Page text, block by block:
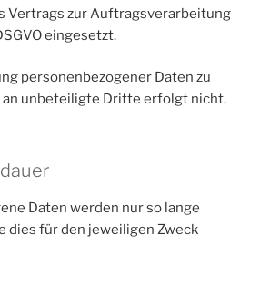
Vertrags zur Auftragsverarbeitung
eingesetzt.
personenbezogener Daten zu
an unbeteiligte Dritte erfolgt nicht.
Daten werden nur so lange
dies für den jeweiligen Zweck